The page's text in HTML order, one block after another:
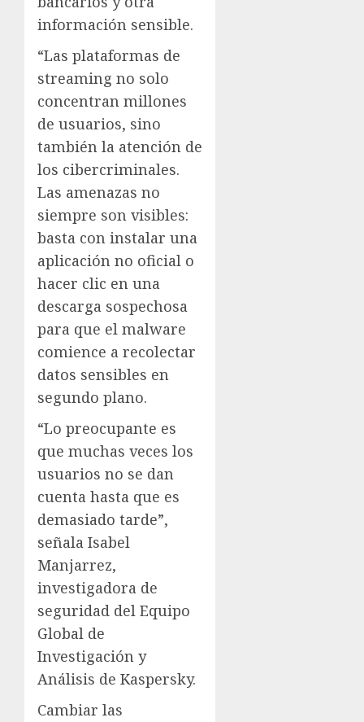
información sensible.
“Las plataformas de
streaming no solo
concentran millones
de usuarios, sino
también la atención de
los cibercriminales.
Las amenazas no
siempre son visibles:
basta con instalar una
aplicación no oficial o
hacer clic en una
descarga sospechosa
para que el malware
comience a recolectar
datos sensibles en
segundo plano.
“Lo preocupante es
que muchas veces los
usuarios no se dan
cuenta hasta que es
demasiado tarde”,
señala Isabel
Manjarrez,
investigadora de
seguridad del Equipo
Global de
Investigación y
Análisis de Kaspersky.
Cambiar las